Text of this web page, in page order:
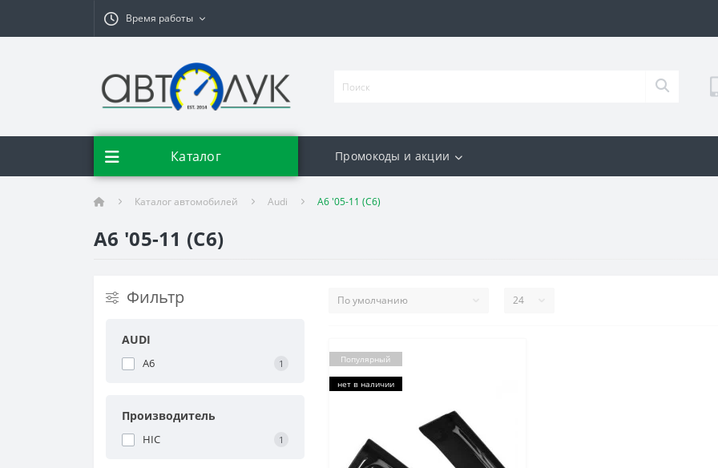
Время работы
Каталог Промокоды и акции
Каталог автомобилей Audi A6 '05-11 (C6)
A6 '05-11 (C6)
Фильтр
AUDI
A6 1
Производитель
HIC 1
Популярный
нет в наличии